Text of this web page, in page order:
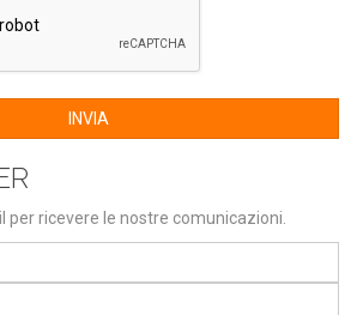
INVIA
per ricevere le nostre comunicazioni.